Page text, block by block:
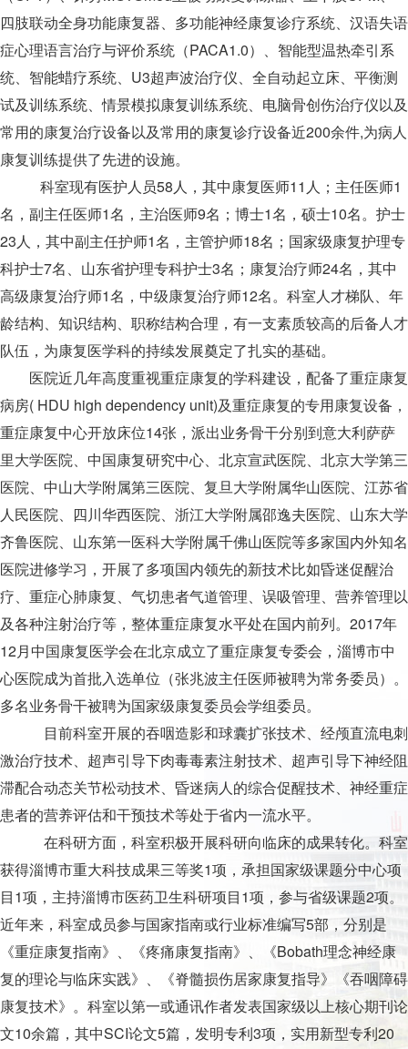
四肢联动全身功能康复器、多功能神经康复诊疗系统、汉语失语
症心理语言治疗与评价系统（PACA1.0）、智能型温热牵引系
统、智能蜡疗系统、U3超声波治疗仪、全自动起立床、平衡测
试及训练系统、情景模拟康复训练系统、电脑骨创伤治疗仪以及
常用的康复治疗设备以及常用的康复诊疗设备近200余件,为病人
康复训练提供了先进的设施。
科室现有医护人员58人，其中康复医师11人；主任医师1
名，副主任医师1名，主治医师9名；博士1名，硕士10名。护士
23人，其中副主任护师1名，主管护师18名；国家级康复护理专
科护士7名、山东省护理专科护士3名；康复治疗师24名，其中
高级康复治疗师1名，中级康复治疗师12名。科室人才梯队、年
龄结构、知识结构、职称结构合理，有一支素质较高的后备人才
队伍，为康复医学科的持续发展奠定了扎实的基础。
医院近几年高度重视重症康复的学科建设，配备了重症康复
病房( HDU high dependency unit)及重症康复的专用康复设备，
重症康复中心开放床位14张，派出业务骨干分别到意大利萨萨
里大学医院、中国康复研究中心、北京宣武医院、北京大学第三
医院、中山大学附属第三医院、复旦大学附属华山医院、江苏省
人民医院、四川华西医院、浙江大学附属邵逸夫医院、山东大学
齐鲁医院、山东第一医科大学附属千佛山医院等多家国内外知名
医院进修学习，开展了多项国内领先的新技术比如昏迷促醒治
疗、重症心肺康复、气切患者气道管理、误吸管理、营养管理以
及各种注射治疗等，整体重症康复水平处在国内前列。2017年
12月中国康复医学会在北京成立了重症康复专委会，淄博市中
心医院成为首批入选单位（张兆波主任医师被聘为常务委员）。
多名业务骨干被聘为国家级康复委员会学组委员。
目前科室开展的吞咽造影和球囊扩张技术、经颅直流电刺
激治疗技术、超声引导下肉毒毒素注射技术、超声引导下神经阻
滞配合动态关节松动技术、昏迷病人的综合促醒技术、神经重症
患者的营养评估和干预技术等处于省内一流水平。
在科研方面，科室积极开展科研向临床的成果转化。科室
获得淄博市重大科技成果三等奖1项，承担国家级课题分中心项
目1项，主持淄博市医药卫生科研项目1项，参与省级课题2项。
近年来，科室成员参与国家指南或行业标准编写5部，分别是
《重症康复指南》、《疼痛康复指南》、《Bobath理念神经康
复的理论与临床实践》、《脊髓损伤居家康复指导》《吞咽障碍
康复技术》。科室以第一或通讯作者发表国家级以上核心期刊论
文10余篇，其中SCI论文5篇，发明专利3项，实用新型专利20